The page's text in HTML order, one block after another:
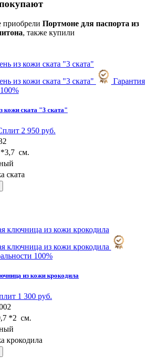
приобрели Портмоне для паспорта из
, также купили
Гарантия
кожи ската "3 ската"
2 950 руб.
*3,7 см.
ската
100%
из кожи крокодила
1 300 руб.
*2 см.
крокодила